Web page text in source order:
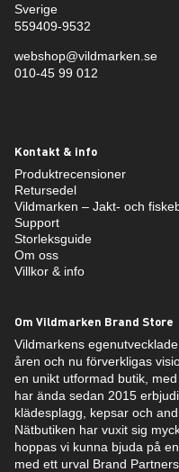
Sverige
559409-9532
webshop@vildmarken.se
010-45 99 012
Kontakt & info
Produktrecensioner
Retursedel
Vildmarken – Jakt- och
Support
Storleksguide
Om oss
Villkor & info
Om Vildmarken Brand Store
Vildmarkens
åren och nu förverkligas
en unikt utformad butik,
har ända sedan 2015
klädesplagg, kepsar och
Nätbutiken har vuxit sig
hoppas vi kunna bjuda på
med ett urval Brand